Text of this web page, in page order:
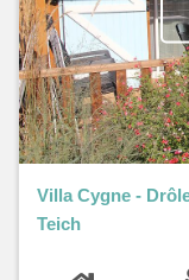
Villa Cygne -
Teich